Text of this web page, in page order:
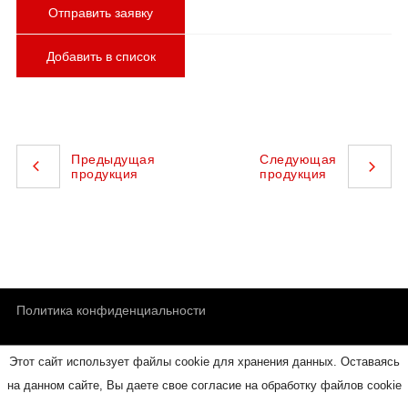
Отправить заявку
Добавить в список
Предыдущая
продукция
Следующая
продукция
Этот сайт использует файлы cookie для хранения данных. Оставаясь
на данном сайте, Вы даете свое согласие на обработку файлов cookie
Политика конфиденциальности
Обратная связь